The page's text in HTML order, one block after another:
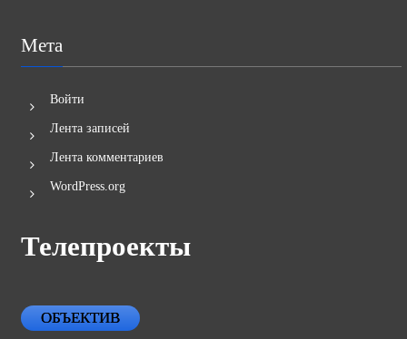
Мета
Войти
Лента записей
Лента комментариев
WordPress.org
Телепроекты
ОБЪЕКТИВ